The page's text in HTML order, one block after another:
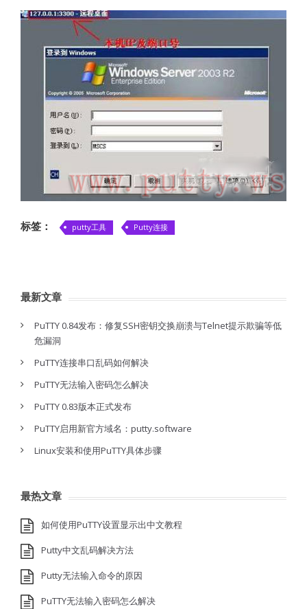
标签： putty工具 Putty连接
最新文章
PuTTY 0.84发布：修复SSH密钥交换崩溃与Telnet提示欺骗等低
危漏洞
PuTTY连接串口乱码如何解决
PuTTY无法输入密码怎么解决
PuTTY 0.83版本正式发布
PuTTY启用新官方域名：putty.software
Linux安装和使用PuTTY具体步骤
最热文章
如何使用PuTTY设置显示出中文教程
Putty中文乱码解决方法
Putty无法输入命令的原因
PuTTY无法输入密码怎么解决